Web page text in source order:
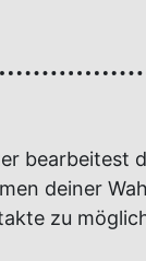
bearbeitest
deiner
zu